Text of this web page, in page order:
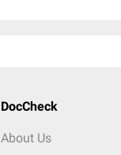
DocCheck
About Us